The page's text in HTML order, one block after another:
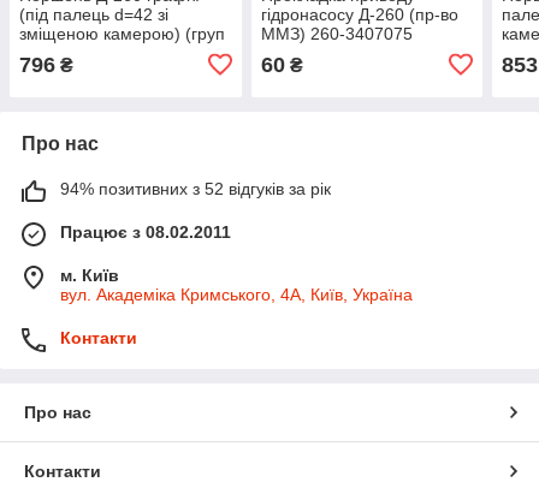
(під палець d=42 зі
зміщеною камерою) (груп
1004021-Б
796 ₴
гідронасосу Д-260 (пр-во
ММЗ) 260-3407075
60₴ 853
Про нас
94% позитивних з 52 відгуків за рік
Працює з 08.02.2011
м. Київ
вул. Академіка Кримського, 4А, Київ, Україна
Контакти
Про нас
Контакти